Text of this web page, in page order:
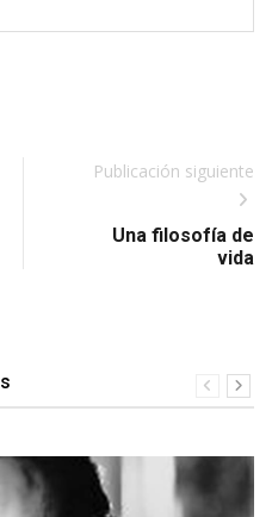
Publicación siguiente
Una filosofía de
vida